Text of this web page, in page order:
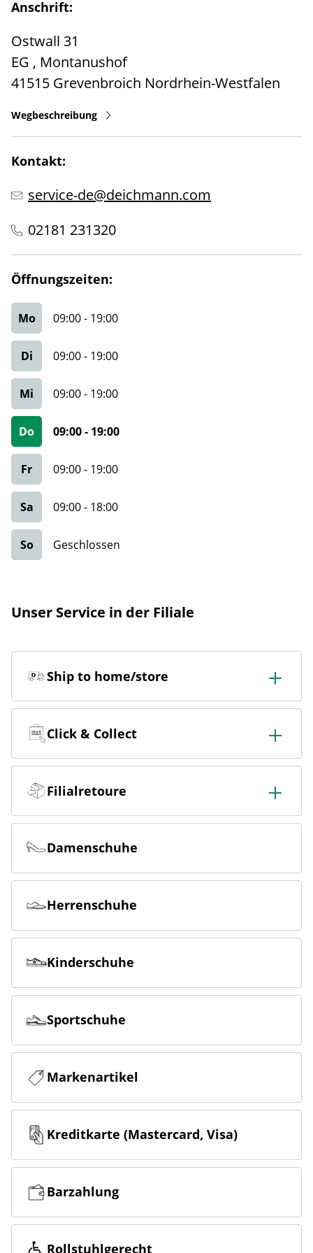
Anschrift:
Ostwall 31
EG , Montanushof
41515 Grevenbroich Nordrhein-Westfalen
Wegbeschreibung
Kontakt:
service-de@deichmann.com
02181 231320
Öffnungszeiten:
Mo 09:00- 19:00
Di 09:00- 19:00
Mi 09:00- 19:00
Do 09:00- 19:00
Fr 09:00- 19:00
Sa 09:00- 18:00
So Geschlossen
Unser Service in der Filiale
Ship to home/store
In der Filiale bestellen & in die Filiale oder nach Hause
liefern lassen.
Click & Collect
Online bestellen & kostenlos hier in der Filiale abholen
Filialretoure
Online bestellen & kostenlos in der Filiale zurückgeben
Damenschuhe
Herrenschuhe
Kinderschuhe
Sportschuhe
Markenartikel
Kreditkarte (Mastercard, Visa)
Barzahlung
Rollstuhlgerecht